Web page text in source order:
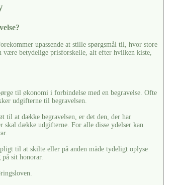
upassende at stille spørgsmål til, hvor store
være betydelige prisforskelle, alt efter hvilken kiste,
til økonomi i forbindelse med en begravelse. Ofte
udgifterne til begravelsen.
til at dække begravelsen, er det den, der har
skal dække udgifterne. For alle disse ydelser kan
pligt til at skilte eller på anden måde tydeligt oplyse
på sit honorar.